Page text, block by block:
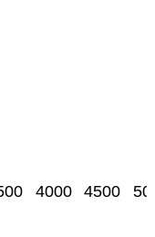
4000 4500